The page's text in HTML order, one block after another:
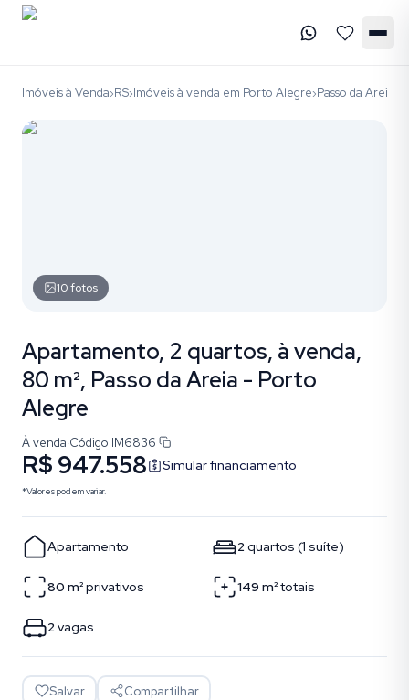
Imóveis à Venda›RS›Imóveis à venda em Porto Alegre›Passo da Areia
10fotos
Apartamento, 2 quartos, à venda,
80 m², Passo da Areia - Porto
Alegre
À venda·Código IM6836
R$ 947.558 Simular financiamento
*Valores podem variar.
Apartamento 2 quartos (1 suíte)
80 m²privativos 149 m²totais
2 vagas
Salvar Compartilhar